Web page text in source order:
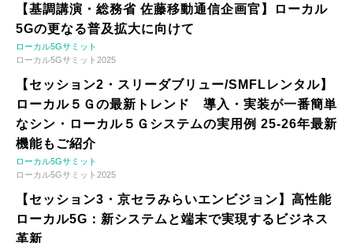
【基調講演・総務省 佐藤移動通信企画官】ローカル
5Gの更なる普及拡大に向けて
ローカル5Gサミット
ローカル5Gサミット2025
【セッション2・スリーダブリュー/SMFLレンタル】
ローカル５Ｇの最新トレンド 導入・実装が一番簡単
なシン・ローカル５Ｇシステムの実用例 25-26年最新
機能もご紹介
ローカル5Gサミット
ローカル5Gサミット2025
【セッション3・京セラみらいエンビジョン】高性能
ローカル5G：新システムと端末で実現するビジネス
革新